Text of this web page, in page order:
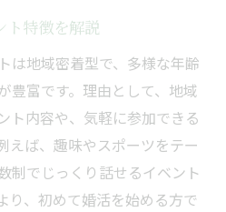
ト特徴を解説
は地域密着型で、多様な年齢
豊富です。理由として、地域
ト内容や、気軽に参加できる
えば、趣味やスポーツをテー
制でじっくり話せるイベント
り、初めて婚活を始める方で